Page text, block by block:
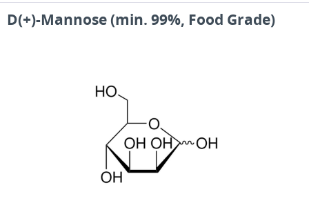
D(+)-Mannose (min. 99%, Food Grade)